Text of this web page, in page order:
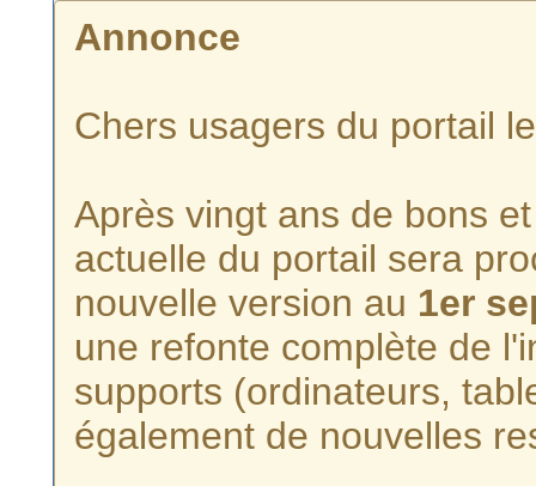
Annonce
Chers usagers du portail
Après vingt ans de bons
actuelle du portail sera
nouvelle version au 1er
une refonte complète de
supports (ordinateurs,
également de nouvelles